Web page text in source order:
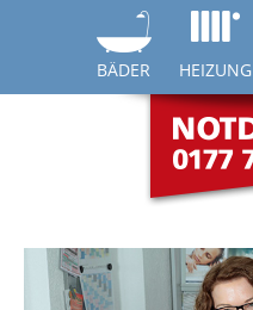
BÄDER
HEIZUNG